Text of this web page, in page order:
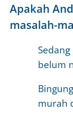
Apakah
masalah-
belum
murah